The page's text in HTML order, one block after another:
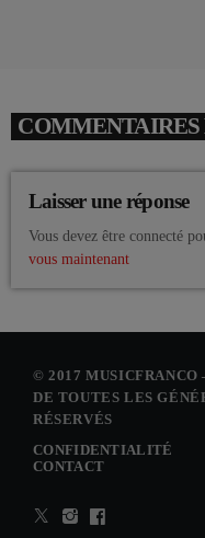
COMMENTAIRES
Laisser une réponse
Vous devez être connecté
vous maintenant
© 2017
DE TOUTES LES
RÉSERVÉS
CONFIDENTIALITÉ
CONTACT